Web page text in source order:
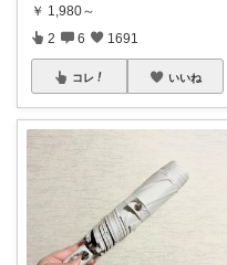
￥ 1,980～
2 6 1691
コレ いいね